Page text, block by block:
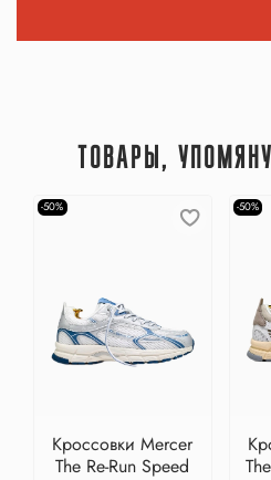
ТОВАРЫ,
-50%
Кроссовки Mercer
The Re-Run Speed
-50%